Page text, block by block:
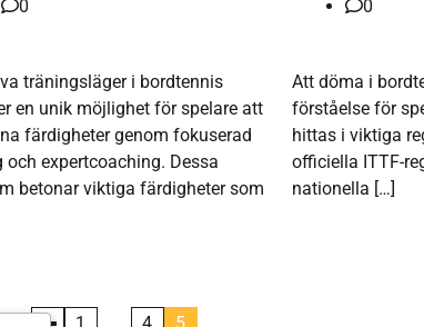
0
träningsläger i bordtennis
en unik möjlighet för spelare att
färdigheter genom fokuserad
och expertcoaching. Dessa
betonar viktiga färdigheter som
0
Att döma i
förståelse för
hittas i viktiga
officiella ITTF-
nationella […]
1 4 5